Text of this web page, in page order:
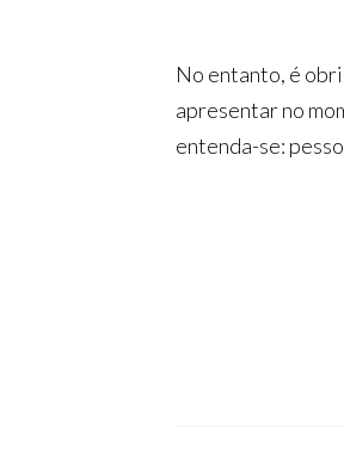
No entanto, é
apresentar no
entenda-se: